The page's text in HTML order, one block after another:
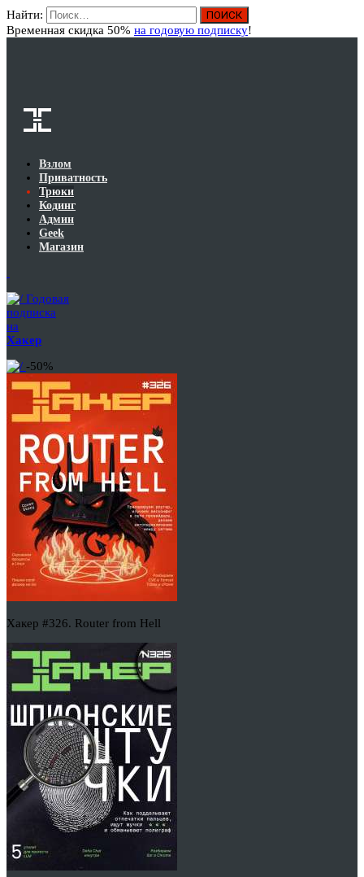
Найти:
Временная скидка 50% на годовую подписку!
Взлом
Приватность
Трюки
Кодинг
Админ
Geek
Магазин
Годовая
подписка
на
Хакер
-50%
Хакер #326. Router from Hell